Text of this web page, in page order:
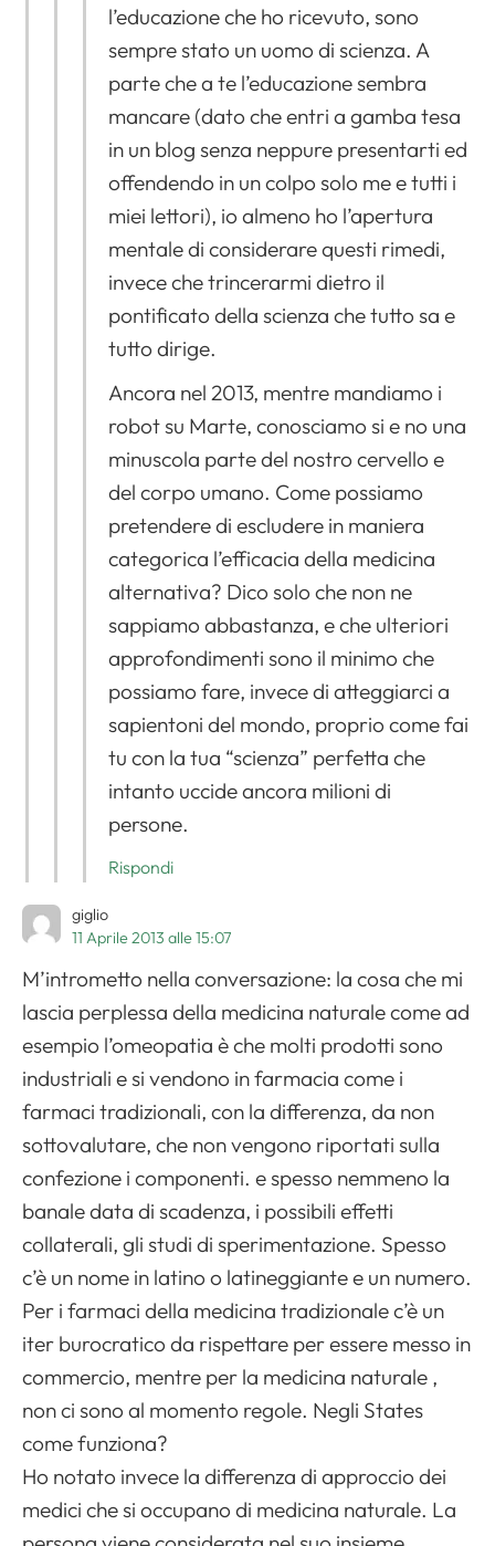
l’educazione che ho ricevuto, sono
sempre stato un uomo di scienza. A
parte che a te l’educazione sembra
mancare (dato che entri a gamba tesa
in un blog senza neppure presentarti ed
offendendo in un colpo solo me e tutti i
miei lettori), io almeno ho l’apertura
mentale di considerare questi rimedi,
invece che trincerarmi dietro il
pontificato della scienza che tutto sa e
tutto dirige.
Ancora nel 2013, mentre mandiamo i
robot su Marte, conosciamo si e no una
minuscola parte del nostro cervello e
del corpo umano. Come possiamo
pretendere di escludere in maniera
categorica l’efficacia della medicina
alternativa? Dico solo che non ne
sappiamo abbastanza, e che ulteriori
approfondimenti sono il minimo che
possiamo fare, invece di atteggiarci a
sapientoni del mondo, proprio come fai
tu con la tua “scienza” perfetta che
intanto uccide ancora milioni di
persone.
Rispondi
giglio
11 Aprile 2013 alle 15:07
M’intrometto nella conversazione: la cosa che mi
lascia perplessa della medicina naturale come ad
esempio l’omeopatia è che molti prodotti sono
industriali e si vendono in farmacia come i
farmaci tradizionali, con la differenza, da non
sottovalutare, che non vengono riportati sulla
confezione i componenti. e spesso nemmeno la
banale data di scadenza, i possibili effetti
collaterali, gli studi di sperimentazione. Spesso
c’è un nome in latino o latineggiante e un numero.
Per i farmaci della medicina tradizionale c’è un
iter burocratico da rispettare per essere messo in
commercio, mentre per la medicina naturale ,
non ci sono al momento regole. Negli States
come funziona?
Ho notato invece la differenza di approccio dei
medici che si occupano di medicina naturale. La